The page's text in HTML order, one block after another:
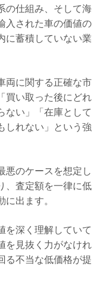
の仕組み、そして海
入された車の価値の
に蓄積していない業
両に関する正確な市
買い取った後にどれ
ない」「在庫として
しれない」という強
悪のケースを想定し
、査定額を一律に低
出ます。
を深く理解していて
を見抜く力がなけれ
る不当な低価格が提